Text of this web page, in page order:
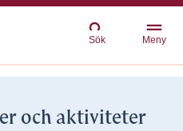
Sök Meny
och aktiviteter